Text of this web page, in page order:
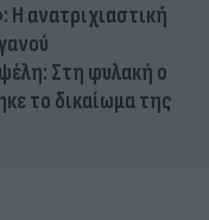
Η ανατριχιαστική
Στη φυλακή ο
το δικαίωμα της